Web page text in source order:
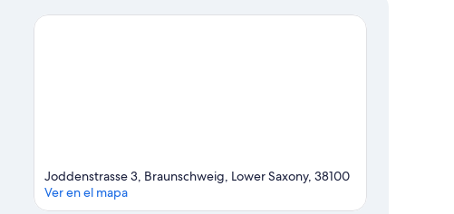
Joddenstrasse 3, Braunschweig, Lower Saxony, 38100
Ver en el mapa